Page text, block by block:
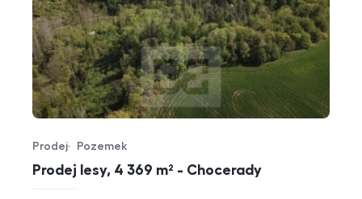
Prodej lesy, 4 369 m² - Chocerady
Typ nabídky
Prodej
Typ nemovitosti
Pozemek